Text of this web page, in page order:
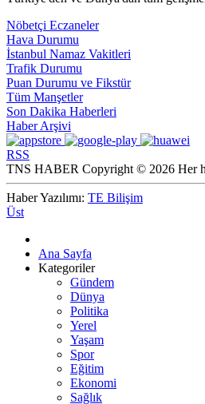
Nöbetçi Eczaneler
Hava Durumu
İstanbul Namaz Vakitleri
Trafik Durumu
Puan Durumu ve Fikstür
Tüm Manşetler
Son Dakika Haberleri
Haber Arşivi
RSS
TNS HABER Copyright © 2026 Her
Haber Yazılımı: TE Bilişim
Üst
Ana Sayfa
Kategoriler
Gündem
Dünya
Politika
Yerel
Yaşam
Spor
Eğitim
Ekonomi
Sağlık